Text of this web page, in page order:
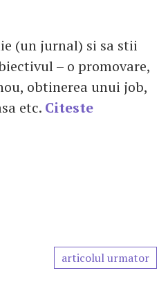
(un jurnal) si sa stii
– o promovare,
obtinerea unui job,
etc. Citeste
articolul urmator